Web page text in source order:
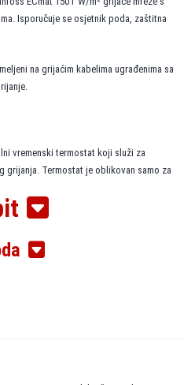
Isporučuje se osjetnik poda, zaštitna
na grijaćim kabelima ugrađenima sa
vremenski termostat koji služi za
grijanja. Termostat je oblikovan samo za